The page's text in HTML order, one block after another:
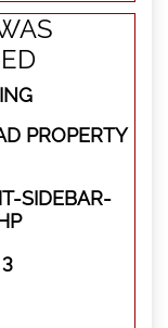
PROPERTY
SIDEBAR-